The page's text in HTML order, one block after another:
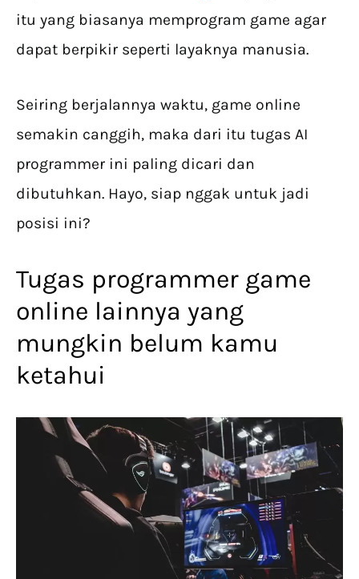
itu yang biasanya memprogram game agar
dapat berpikir seperti layaknya manusia.
Seiring berjalannya waktu, game online
semakin canggih, maka dari itu tugas AI
programmer ini paling dicari dan
dibutuhkan. Hayo, siap nggak untuk jadi
posisi ini?
Tugas programmer game
online lainnya yang
mungkin belum kamu
ketahui